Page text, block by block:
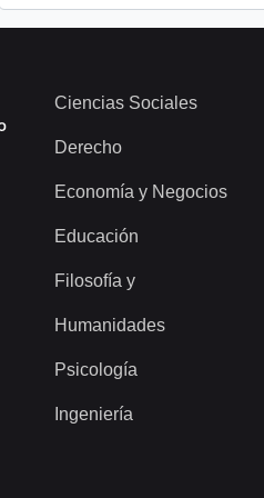
Ciencias Sociales
Derecho
Economía y Negocios
Educación
Filosofía y
Humanidades
Psicología
Ingeniería